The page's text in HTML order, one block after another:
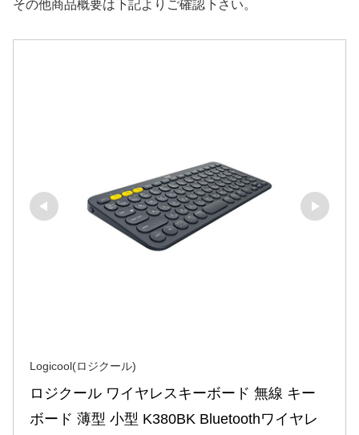
その他商品概要は下記よりご確認下さい。
Logicool(ロジクール)
ロジクール ワイヤレスキーボード 無線 キー
ボード 薄型 小型 K380BK Bluetoothワイヤレ